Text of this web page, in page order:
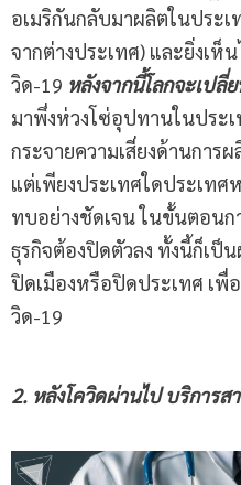
อเมริกันกลับมาผลิตในประ
จากต่างประเทศ) และยิ่งเห็
วิด-19 หลังจากนี้โลกจะเปลี่
มาพึ่งห่วงโซ่อุปทานในประ
กระจายความเสี่ยงด้านการ
แต่เพียงประเทศใดประเทศ
ทบอย่างชัดเจน ในขั้นตอน
ธุรกิจต้องปิดตัวลง ทั้งนี้ก็เป็
ปิดเมืองหรือปิดประเทศ เพื่
วิด-19
2. หลังโควิดผ่านไป บริการ